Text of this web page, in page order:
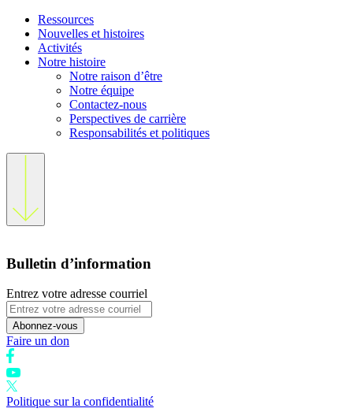
Ressources
Nouvelles et histoires
Activités
Notre histoire
Notre raison d’être
Notre équipe
Contactez-nous
Perspectives de carrière
Responsabilités et politiques
Bulletin d’information
Entrez votre adresse courriel
Abonnez-vous
Faire un don
Politique sur la confidentialité